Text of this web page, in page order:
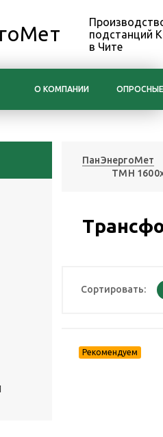
подстанций
в Чите
О КОМПАНИИ
ПанЭнергоМет
ТМН
Сортировать: